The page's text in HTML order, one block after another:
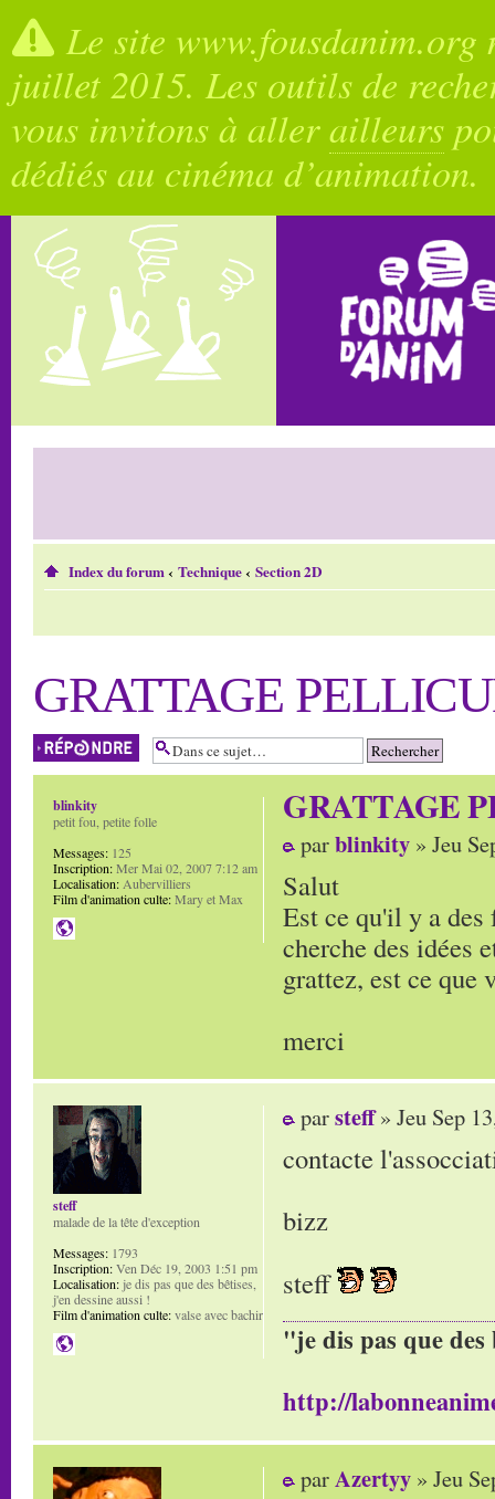
Le site
juillet 2015. Les outils de
vous invitons à allerailleurs
dédiés au cinéma d’animation.
Index du forum‹ Technique‹ Section 2D
GRATTAGE
Répondre
GRATTAGE
parblinkity » Jeu
Salut
Est ce qu'il y a
cherche des idées
grattez, est ce que
merci
blinkity
petit fou, petite folle
Messages: 125
Inscription:Mer Mai 02, 2007 7:12 am
Localisation: Aubervilliers
Film d'animation culte:Mary et Max
parsteff» Jeu Sep
contacte
bizz
steff
"je dis pas que
http://
steff
malade de la tête d'exception
Messages: 1793
Inscription:Ven Déc 19, 2003 1:51 pm
Localisation:je dis pas que des bêtises,
j'en dessine aussi !
Film d'animation culte:valse avec bachir
parAzertyy » Jeu